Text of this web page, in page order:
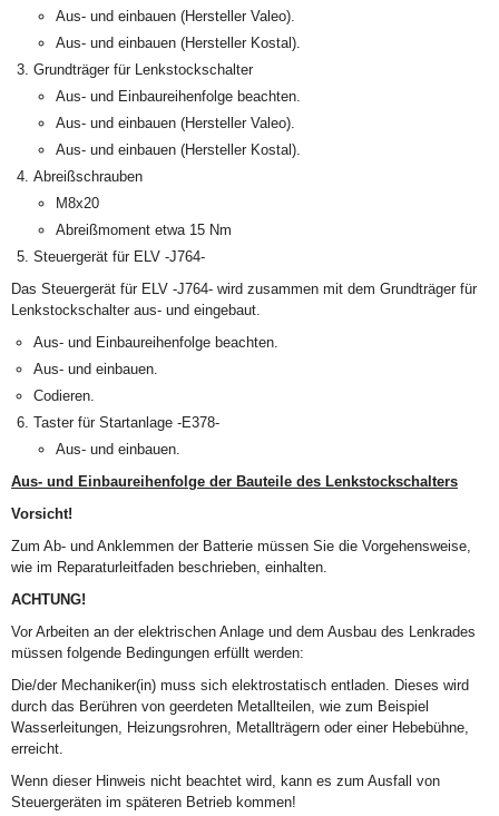
Aus- und einbauen (Hersteller Valeo).
Aus- und einbauen (Hersteller Kostal).
Grundträger für Lenkstockschalter
Aus- und Einbaureihenfolge beachten.
Aus- und einbauen (Hersteller Valeo).
Aus- und einbauen (Hersteller Kostal).
Abreißschrauben
M8x20
Abreißmoment etwa 15 Nm
Steuergerät für ELV -J764-
Das Steuergerät für ELV -J764- wird zusammen mit dem Grundträger für
Lenkstockschalter aus- und eingebaut.
Aus- und Einbaureihenfolge beachten.
Aus- und einbauen.
Codieren.
Taster für Startanlage -E378-
Aus- und einbauen.
Aus- und Einbaureihenfolge der Bauteile des Lenkstockschalters
Vorsicht!
Zum Ab- und Anklemmen der Batterie müssen Sie die Vorgehensweise,
wie im Reparaturleitfaden beschrieben, einhalten.
ACHTUNG!
Vor Arbeiten an der elektrischen Anlage und dem Ausbau des Lenkrades
müssen folgende Bedingungen erfüllt werden:
Die/der Mechaniker(in) muss sich elektrostatisch entladen. Dieses wird
durch das Berühren von geerdeten Metallteilen, wie zum Beispiel
Wasserleitungen, Heizungsrohren, Metallträgern oder einer Hebebühne,
erreicht.
Wenn dieser Hinweis nicht beachtet wird, kann es zum Ausfall von
Steuergeräten im späteren Betrieb kommen!